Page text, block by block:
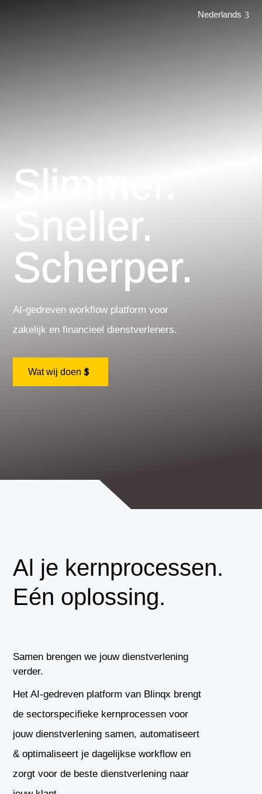
Nederlands
Slimmer.
Sneller.
Scherper.
AI-gedreven workflow platform voor
zakelijk en financieel dienstverleners.
Wat wij doen
Al je kernprocessen.
Eén oplossing.
Samen brengen we jouw dienstverlening
verder.
Het AI-gedreven platform van Blinqx brengt
de sectorspecifieke kernprocessen voor
jouw dienstverlening samen, automatiseert
& optimaliseert je dagelijkse workflow en
zorgt voor de beste dienstverlening naar